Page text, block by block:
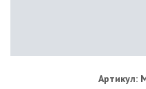
Артикул: